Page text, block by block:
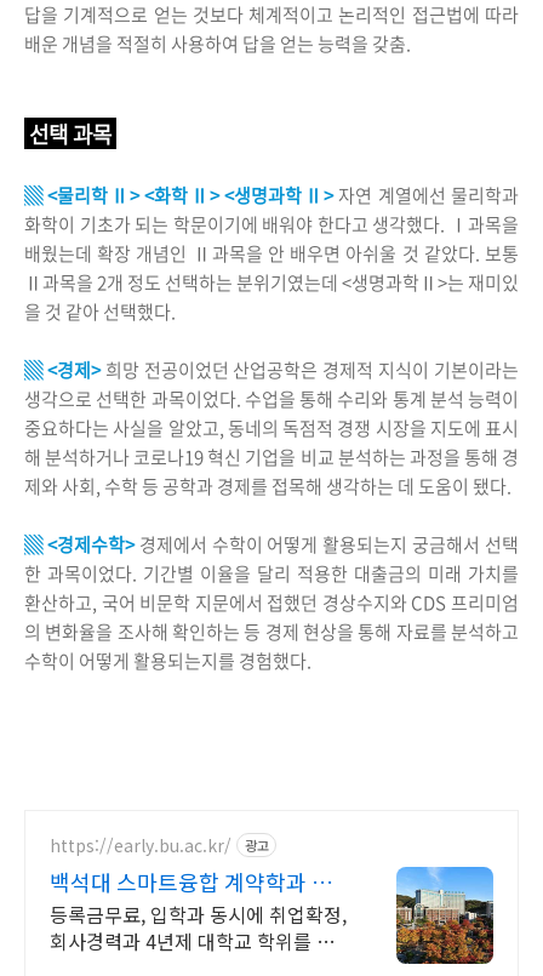
답을 기계적으로 얻는 것보다 체계적이고 논리적인 접근법에 따라
배운 개념을 적절히 사용하여 답을 얻는 능력을 갖춤.
선택 과목
▒ <물리학Ⅱ> <화학Ⅱ> <생명과학Ⅱ> 자연 계열에선 물리학과
화학이 기초가 되는 학문이기에 배워야 한다고 생각했다. Ⅰ과목을
배웠는데 확장 개념인 Ⅱ과목을 안 배우면 아쉬울 것 같았다. 보통
Ⅱ과목을 2개 정도 선택하는 분위기였는데 <생명과학Ⅱ>는 재미있
을 것 같아 선택했다.
▒ <경제> 희망 전공이었던 산업공학은 경제적 지식이 기본이라는
생각으로 선택한 과목이었다. 수업을 통해 수리와 통계 분석 능력이
중요하다는 사실을 알았고, 동네의 독점적 경쟁 시장을 지도에 표시
해 분석하거나 코로나19 혁신 기업을 비교 분석하는 과정을 통해 경
제와 사회, 수학 등 공학과 경제를 접목해 생각하는 데 도움이 됐다.
▒ <경제수학> 경제에서 수학이 어떻게 활용되는지 궁금해서 선택
한 과목이었다. 기간별 이율을 달리 적용한 대출금의 미래 가치를
환산하고, 국어 비문학 지문에서 접했던 경상수지와 CDS 프리미엄
의 변화율을 조사해 확인하는 등 경제 현상을 통해 자료를 분석하고
수학이 어떻게 활용되는지를 경험했다.
https://early.bu.ac.kr/ 광고
백석대 스마트융합 계약학과 등
록금 전액 지원
등록금무료, 입학과 동시에 취업확정,
회사경력과 4년제 대학교 학위를 동